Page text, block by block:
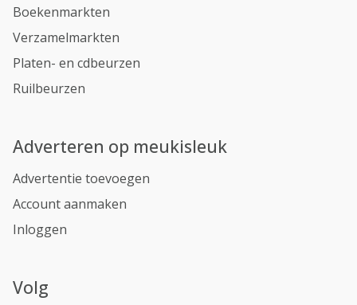
Boekenmarkten
Verzamelmarkten
Platen- en cdbeurzen
Ruilbeurzen
Adverteren op meukisleuk
Advertentie toevoegen
Account aanmaken
Inloggen
Volg